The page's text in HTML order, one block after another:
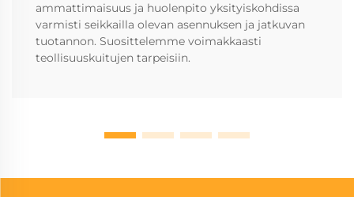
ammattimaisuus ja huolenpito yksityiskohdissa
varmisti seikkailla olevan asennuksen ja jatkuvan
tuotannon. Suosittelemme voimakkaasti
teollisuuskuitujen tarpeisiin.